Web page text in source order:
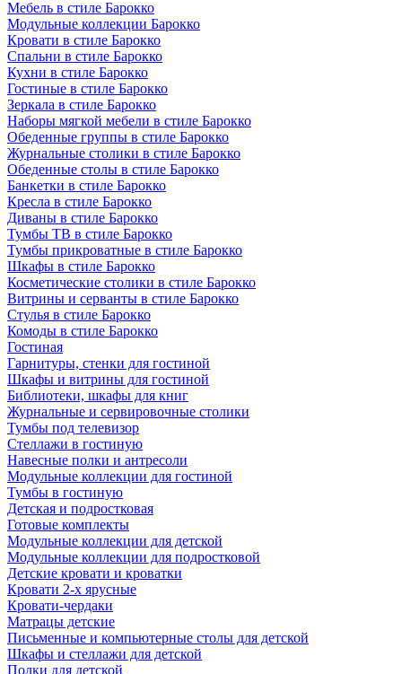
Мебель в стиле Барокко
Модульные коллекции Барокко
Кровати в стиле Барокко
Спальни в стиле Барокко
Кухни в стиле Барокко
Гостиные в стиле Барокко
Зеркала в стиле Барокко
Наборы мягкой мебели в стиле Барокко
Обеденные группы в стиле Барокко
Журнальные столики в стиле Барокко
Обеденные столы в стиле Барокко
Банкетки в стиле Барокко
Кресла в стиле Барокко
Диваны в стиле Барокко
Тумбы ТВ в стиле Барокко
Тумбы прикроватные в стиле Барокко
Шкафы в стиле Барокко
Косметические столики в стиле Барокко
Витрины и серванты в стиле Барокко
Стулья в стиле Барокко
Комоды в стиле Барокко
Гостиная
Гарнитуры, стенки для гостиной
Шкафы и витрины для гостиной
Библиотеки, шкафы для книг
Журнальные и сервировочные столики
Тумбы под телевизор
Стеллажи в гостиную
Навесные полки и антресоли
Модульные коллекции для гостиной
Тумбы в гостиную
Детская и подростковая
Готовые комплекты
Модульные коллекции для детской
Модульные коллекции для подростковой
Детские кровати и кроватки
Кровати 2-х ярусные
Кровати-чердаки
Матрацы детские
Письменные и компьютерные столы для детской
Шкафы и стеллажи для детской
Полки для детской